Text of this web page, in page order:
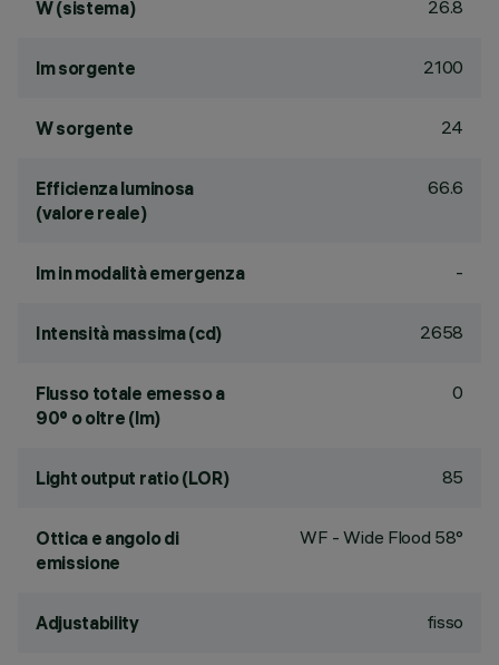
W (sistema) 26.8
lm sorgente 2100
W sorgente 24
Efficienza luminosa
(valore reale)
66.6
lm in modalità emergenza -
Intensità massima (cd) 2658
Flusso totale emesso a
90° o oltre (lm)
0
Light output ratio (LOR) 85
Ottica e angolo di
emissione
WF - Wide Flood 58°
Adjustability fisso